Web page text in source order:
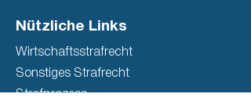
Nützliche Links
Wirtschaftsstrafrecht
Sonstiges Strafrecht
Strafprozess